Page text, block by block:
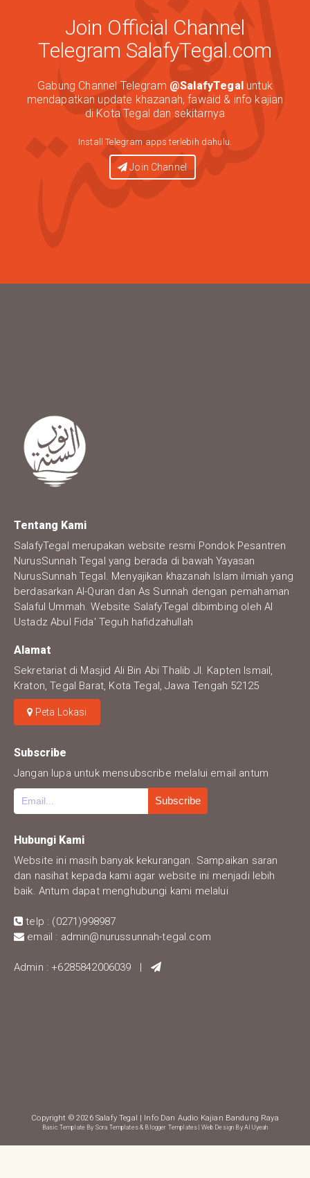
Join Official Channel
Telegram SalafyTegal.com
Gabung Channel Telegram @SalafyTegal untuk
mendapatkan update khazanah, fawaid & info kajian
di Kota Tegal dan sekitarnya
Install Telegram apps terlebih dahulu.
Join Channel
Tentang Kami
SalafyTegal merupakan website resmi Pondok Pesantren
NurusSunnah Tegal yang berada di bawah Yayasan
NurusSunnah Tegal. Menyajikan khazanah Islam ilmiah yang
berdasarkan Al-Quran dan As Sunnah dengan pemahaman
Salaful Ummah. Website SalafyTegal dibimbing oleh Al
Ustadz Abul Fida' Teguh hafidzahullah
Alamat
Sekretariat di Masjid Ali Bin Abi Thalib Jl. Kapten Ismail,
Kraton, Tegal Barat, Kota Tegal, Jawa Tengah 52125
Peta Lokasi
Subscribe
Jangan lupa untuk mensubscribe melalui email antum
Hubungi Kami
Website ini masih banyak kekurangan. Sampaikan saran
dan nasihat kepada kami agar website ini menjadi lebih
baik. Antum dapat menghubungi kami melalui
telp : (0271)998987
email : admin@nurussunnah-tegal.com
Admin : +6285842006039 |
Copyright ©2026 Salafy Tegal | Info Dan Audio Kajian Bandung Raya
Basic Template By Sora Templates& Blogger Templates | Web Design By Al Uyeah